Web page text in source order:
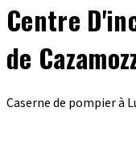
Centre
de
Caserne de pompier à